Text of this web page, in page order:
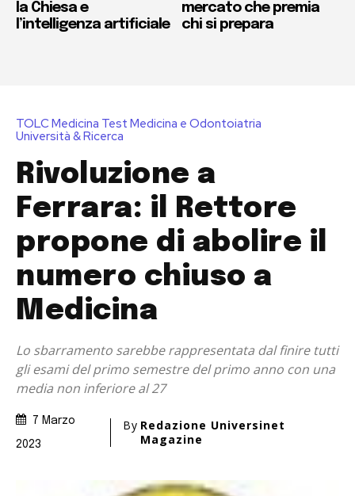
la Chiesa e
l’intelligenza artificiale
mercato che premia
chi si prepara